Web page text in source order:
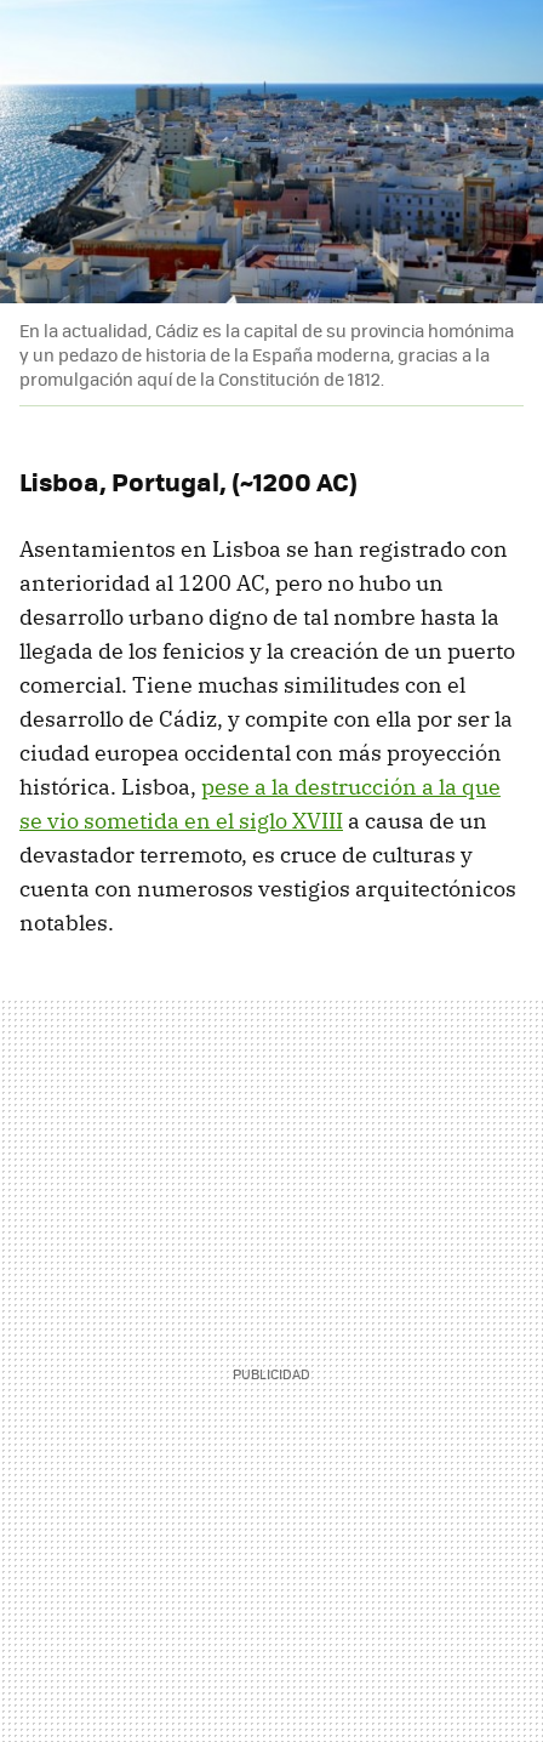
En la actualidad, Cádiz es la capital de su provincia homónima
y un pedazo de historia de la España moderna, gracias a la
promulgación aquí de la Constitución de 1812.
Lisboa, Portugal, (~1200 AC)
Asentamientos en Lisboa se han registrado con
anterioridad al 1200 AC, pero no hubo un
desarrollo urbano digno de tal nombre hasta la
llegada de los fenicios y la creación de un puerto
comercial. Tiene muchas similitudes con el
desarrollo de Cádiz, y compite con ella por ser la
ciudad europea occidental con más proyección
histórica. Lisboa, pese a la destrucción a la que
se vio sometida en el siglo XVIII a causa de un
devastador terremoto, es cruce de culturas y
cuenta con numerosos vestigios arquitectónicos
notables.